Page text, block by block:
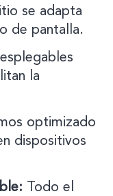
se adapta
de pantalla.
la
optimizado
dispositivos
Todo el